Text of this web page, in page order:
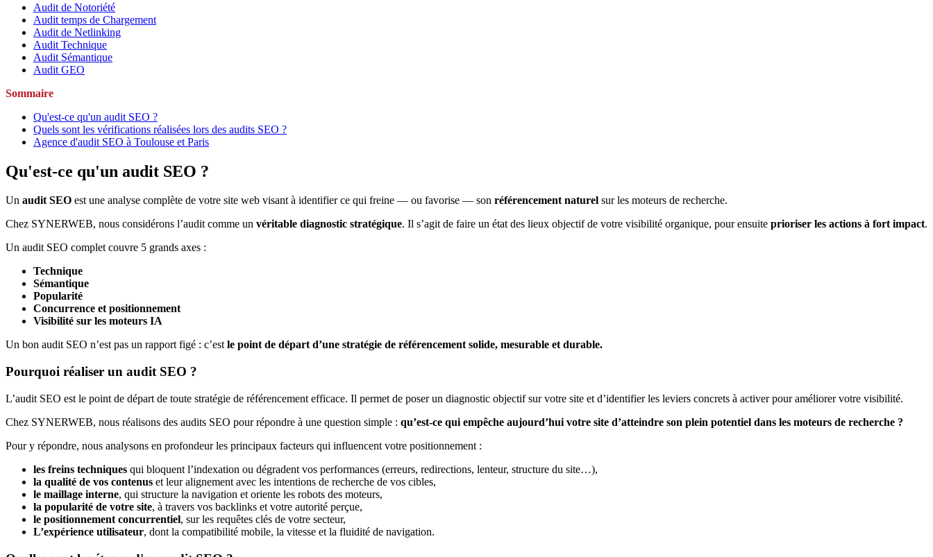
Audit de Notoriété
Audit temps de Chargement
Audit de Netlinking
Audit Technique
Audit Sémantique
Audit GEO
Sommaire
Qu'est-ce qu'un audit SEO ?
Quels sont les vérifications réalisées lors des audits SEO ?
Agence d'audit SEO à Toulouse et Paris
Qu'est-ce qu'un audit SEO ?
Un audit SEO est une analyse complète de votre site web visant à identifier ce qui freine — ou favorise — son référencement naturel sur les moteurs de recherche.
Chez SYNERWEB, nous considérons l’audit comme un véritable diagnostic stratégique. Il s’agit de faire un état des lieux objectif de votre visibilité organique, pour ensuite prioriser les actions à fort impact.
Un audit SEO complet couvre 5 grands axes :
Technique
Sémantique
Popularité
Concurrence et positionnement
Visibilité sur les moteurs IA
Un bon audit SEO n’est pas un rapport figé : c’estle point de départ d’une stratégie de référencement solide, mesurable et durable.
Pourquoi réaliser un audit SEO ?
L’audit SEO est le point de départ de toute stratégie de référencement efficace. Il permet de poser un diagnostic objectif sur votre site et d’identifier les leviers concrets à activer pour améliorer votre visibilité.
Chez SYNERWEB, nous réalisons des audits SEO pour répondre à une question simple : qu’est-ce qui empêche aujourd’hui votre site d’atteindre son plein potentiel dans les moteurs de recherche ?
Pour y répondre, nous analysons en profondeur les principaux facteurs qui influencent votre positionnement :
les freins techniques qui bloquent l’indexation ou dégradent vos performances (erreurs, redirections, lenteur, structure du site…),
la qualité de vos contenus et leur alignement avec les intentions de recherche de vos cibles,
le maillage interne, qui structure la navigation et oriente les robots des moteurs,
la popularité de votre site, à travers vos backlinks et votre autorité perçue,
le positionnement concurrentiel, sur les requêtes clés de votre secteur,
L’expérience utilisateur, dont la compatibilité mobile, la vitesse et la fluidité de navigation.